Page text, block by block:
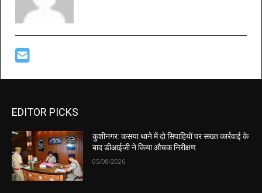
EDITOR PICKS
कुशीनगर: कसया थाने में दो सिपाहियों पर सख्त कार्रवाई के
बाद डीआईजी ने किया औचक निरीक्षण
05/08/2026